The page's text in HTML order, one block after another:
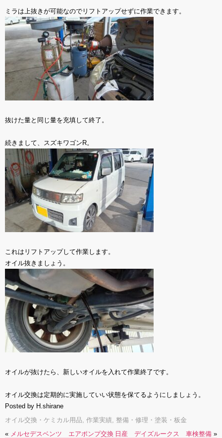
ミラは上抜きが可能なのでリフトアップせずに作業できます。
抜けた量と同じ量を充填して終了。
続きまして、スズキワゴンR。
これはリフトアップして作業します。
オイル抜きましょう。
オイルが抜けたら、新しいオイルを入れて作業終了です。
オイル交換は定期的に実施していい状態を保てるようにしましょう。
Posted by H.shirane
オイル交換・ケミカル用品, 作業実績, 整備・修理・塗装・板金
« メルセデスベンツ エアポンプ交換 日産 デイズルークス 車検整備 »